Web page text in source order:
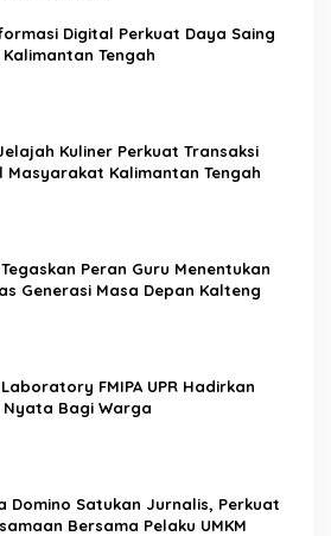
Digital Perkuat Daya Saing
Kalimantan Tengah
Kuliner Perkuat Transaksi
Masyarakat Kalimantan Tengah
Peran Guru Menentukan
Generasi Masa Depan Kalteng
FMIPA UPR Hadirkan
Nyata Bagi Warga
Domino Satukan Jurnalis, Perkuat
Bersama Pelaku UMKM